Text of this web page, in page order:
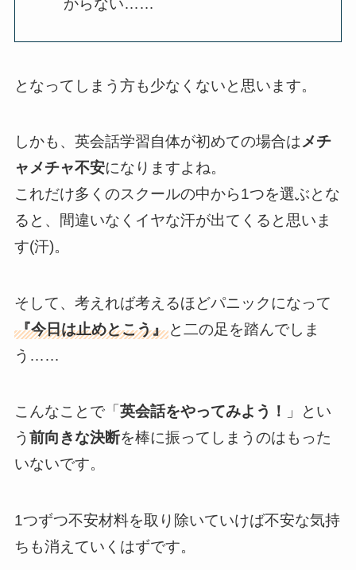
からない……
となってしまう方も少なくないと思います。
しかも、英会話学習自体が初めての場合はメチ
ャメチャ不安になりますよね。
これだけ多くのスクールの中から1つを選ぶとな
ると、間違いなくイヤな汗が出てくると思いま
す(汗)。
そして、考えれば考えるほどパニックになって
『今日は止めとこう』と二の足を踏んでしま
う……
こんなことで「 英会話をやってみよう！
」とい
う 前向きな決断を棒に振ってしまうのはもった
いないです。
1つずつ不安材料を取り除いていけば不安な気持
ちも消えていくはずです。